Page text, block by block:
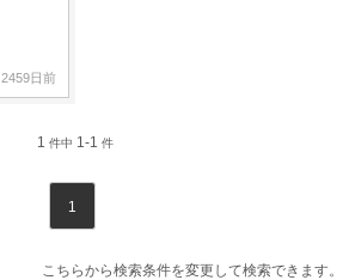
2459日前
1 件中 1-1 件
1
こちらから検索条件を変更して検索できます。